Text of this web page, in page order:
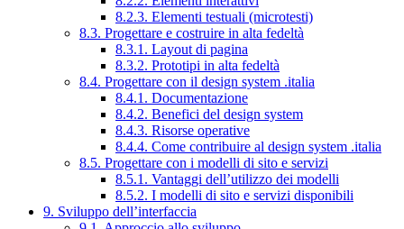
8.2.3. Elementi testuali (microtesti)
8.3. Progettare e costruire in alta fedeltà
8.3.1. Layout di pagina
8.3.2. Prototipi in alta fedeltà
8.4. Progettare con il design system .italia
8.4.1. Documentazione
8.4.2. Benefici del design system
8.4.3. Risorse operative
8.4.4. Come contribuire al design system .italia
8.5. Progettare con i modelli di sito e servizi
8.5.1. Vantaggi dell’utilizzo dei modelli
8.5.2. I modelli di sito e servizi disponibili
9. Sviluppo dell’interfaccia